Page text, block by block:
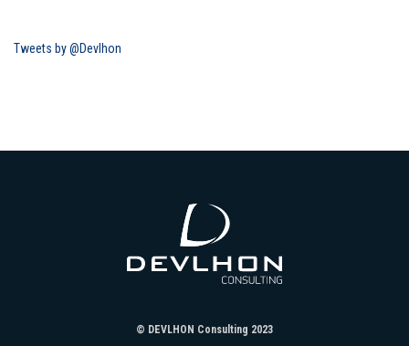
Tweets by @Devlhon
© DEVLHON Consulting 2023